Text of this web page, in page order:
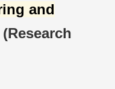
and
(Research